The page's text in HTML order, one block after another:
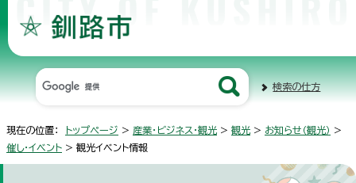
検索の仕方
現在の位置： トップページ > 産業・ビジネス・観光 > 観光 > お知らせ（観光） >
催し・イベント > 観光イベント情報